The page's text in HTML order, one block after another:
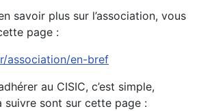
savoir plus sur l’association, vous
page :
association/en-bref
au CISIC, c’est simple,
suivre sont sur cette page :